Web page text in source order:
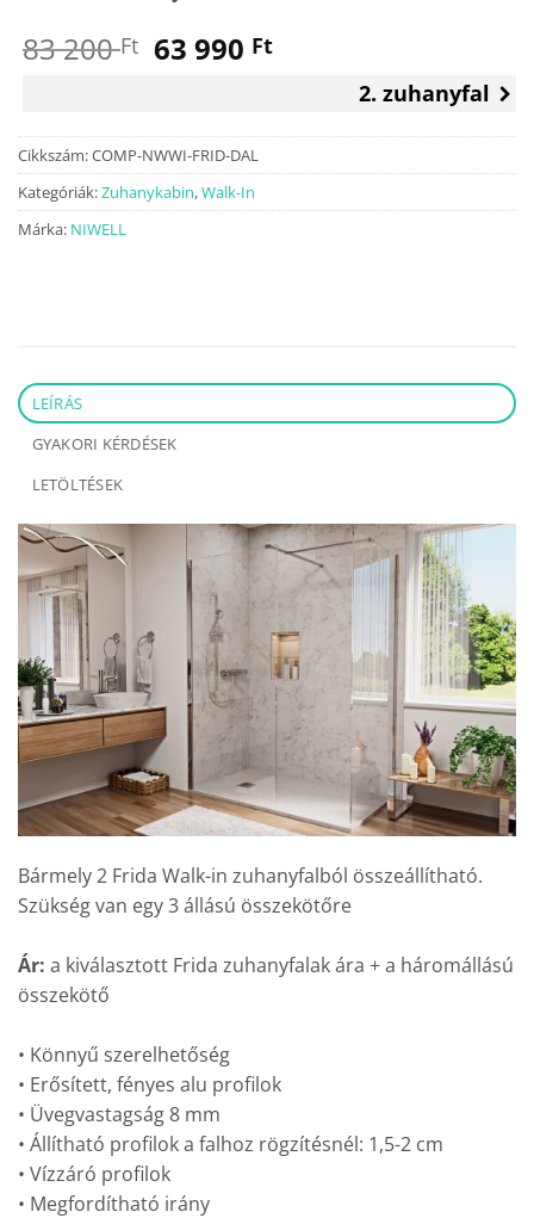
83 200Ft Original
83
200 Ft.
63 990 FtCurrent
63
2. zuhanyfal
Cikkszám:COMP-NWWI-FRID-DAL
Kategóriák:Zuhanykabin,Walk-In
Márka: NIWELL
LEÍRÁS
GYAKORI KÉRDÉSEK
LETÖLTÉSEK
Bármely 2 Frida Walk-in zuhanyfalból összeállítható.
Szükség van egy 3 állású összekötőre
Ár: a kiválasztott Frida zuhanyfalak ára + a háromállású
összekötő
• Könnyű szerelhetőség
• Erősített, fényes alu profilok
• Üvegvastagság 8 mm
• Állítható profilok a falhoz rögzítésnél: 1,5-2 cm
• Vízzáró profilok
• Megfordítható irány